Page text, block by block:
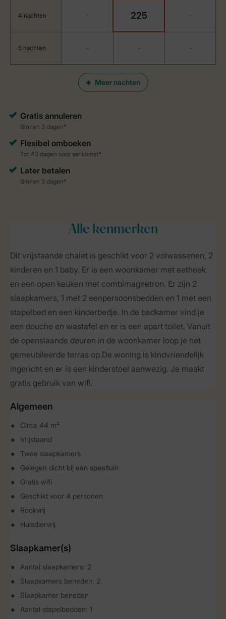
Meer nachten
4 nachten - 225 -
5 nachten - - -
Alle kenmerken
Dit vrijstaande chalet is geschikt voor 2 volwassenen, 2
kinderen en 1 baby. Er is een woonkamer met eethoek
en een open keuken met combimagnetron. Er zijn 2
slaapkamers, 1 met 2 eenpersoonsbedden en 1 met een
stapelbed en een kinderbedje. In de badkamer vind je
een douche en wastafel en er is een apart toilet. Vanuit
de openslaande deuren in de woonkamer loop je het
gemeubileerde terras op.De woning is kindvriendelijk
ingericht en er is een kinderstoel aanwezig. Je maakt
gratis gebruik van wifi.
Algemeen
Circa 44 m²
Vrijstaand
Twee slaapkamers
Gelegen dicht bij een speeltuin
Gratis wifi
Geschikt voor 4 personen
Rookvrij
Huisdiervrij
Slaapkamer(s)
Aantal slaapkamers: 2
Slaapkamers beneden: 2
Slaapkamer beneden
Aantal stapelbedden: 1